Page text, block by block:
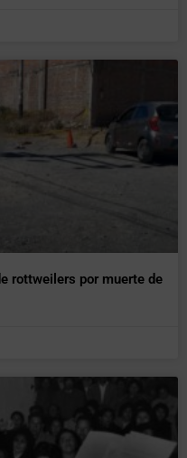
rottweilers por muerte de